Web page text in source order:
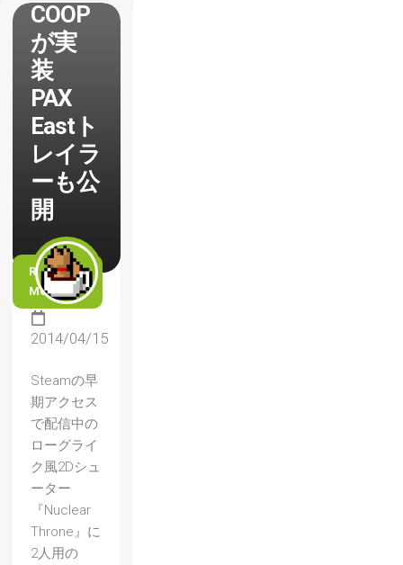
COOP
が実
装
PAX
Eastト
レイラ
ーも公
開
READ
MORE
2014/04/15
Steamの早
期アクセス
で配信中の
ローグライ
ク風2Dシュ
ーター
『Nuclear
Throne』に
2人用の